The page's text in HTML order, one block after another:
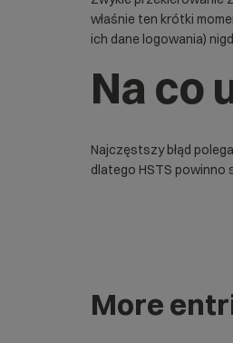
właśnie ten krótki
ich dane logowania)
Na co
Najczęstszy błąd
dlatego HSTS powinno
More